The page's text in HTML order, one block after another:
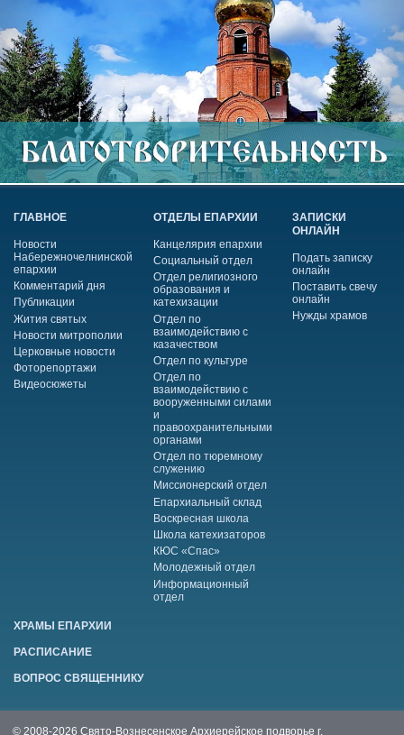
ГЛАВНОЕ
Новости
Набережночелнинской
епархии
Комментарий дня
Публикации
Жития святых
Новости митрополии
Церковные новости
Фоторепортажи
Видеосюжеты
ОТДЕЛЫ ЕПАРХИИ
Канцелярия епархии
Социальный отдел
Отдел религиозного
образования и
катехизации
Отдел по
взаимодействию с
казачеством
Отдел по культуре
Отдел по
взаимодействию с
вооруженными силами
и
правоохранительными
органами
Отдел по тюремному
служению
Миссионерский отдел
Епархиальный склад
Воскресная школа
Школа катехизаторов
КЮС «Спас»
Молодежный отдел
Информационный
отдел
ЗАПИСКИ
ОНЛАЙН
Подать записку
онлайн
Поставить свечу
онлайн
Нужды храмов
ХРАМЫ ЕПАРХИИ
РАСПИСАНИЕ
ВОПРОС СВЯЩЕННИКУ
© 2008-2026 Свято-Вознесенское Архиерейское подворье г.